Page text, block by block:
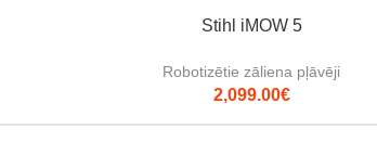
Stihl iMOW 5
Robotizētie zāliena pļāvēji
2,099.00€